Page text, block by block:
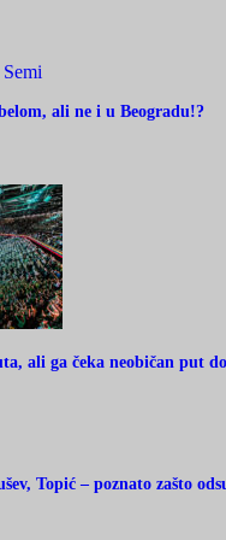
ali ne i u Beogradu!?
ali ga čeka neobičan put
Topić – poznato zašto